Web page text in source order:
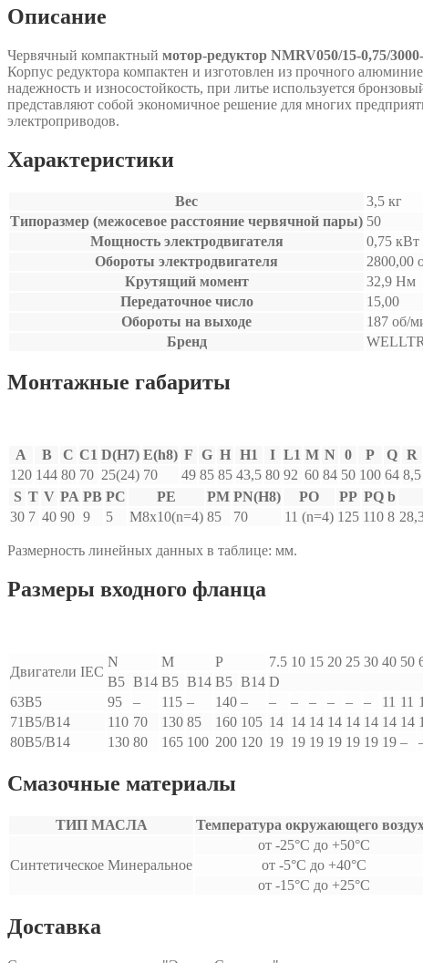
Описание
Червячный компактный мотор-редуктор NMRV050/15-0,75/
Корпус редуктора компактен и изготовлен из прочного
надежность и износостойкость, при литье используется
представляют собой экономичное решение для многих
электроприводов.
Характеристики
Вес
3,5 кг
Типоразмер (межосевое расстояние червячной пары) 50
Мощность электродвигателя
0,75 кВт
Обороты электродвигателя
2800,00
Крутящий момент
32,9 Нм
Передаточное число
15,00
Обороты на выходе
187 об/
Бренд
Монтажные габариты
A B C C1 D(H7) E(h8) F G H H1 I L1 M N 0 P Q R
120 144 80 70 25(24) 70 49 85 85 43,5 80 92 60 84 50 100 64 8,5
S T V PA PB PC PE PM PN(H8) PO PP PQ b
30 7 40 90 9 5 M8x10(n=4) 85 70 11 (n=4) 125 110 8
Размерность линейных данных в таблице: мм.
Размеры входного фланца
Двигатели IEC
N M P 7.5 10 15 20 25 30 40 50
B5 B14 B5 B14 B5 B14 D
63B5
95 – 115 – 140 – – – – – – – 11 11
71B5/B14
110 70 130 85 160 105 14 14 14 14 14 14 14 14
80B5/B14
130 80 165 100 200 120 19 19 19 19 19 19 19 –
Смазочные материалы
ТИП МАСЛА Температура окружающего
Синтетическое Минеральное
от -25°С до +50°С
от -5°С до +40°С
от -15°С до +25°С
Доставка